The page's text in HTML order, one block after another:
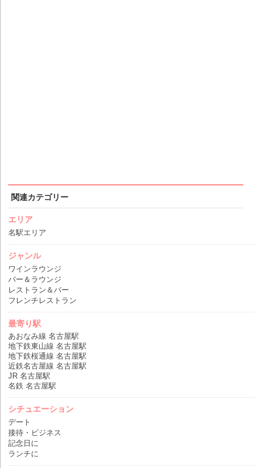
関連カテゴリー
エリア
名駅エリア
ジャンル
ワインラウンジ
バー＆ラウンジ
レストラン＆バー
フレンチレストラン
最寄り駅
あおなみ線 名古屋駅
地下鉄東山線 名古屋駅
地下鉄桜通線 名古屋駅
近鉄名古屋線 名古屋駅
JR 名古屋駅
名鉄 名古屋駅
シチュエーション
デート
接待・ビジネス
記念日に
ランチに